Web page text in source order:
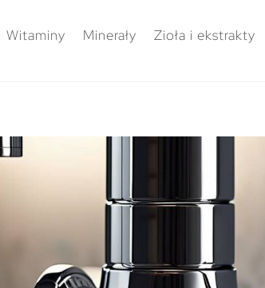
Witaminy Minerały Zioła i ekstrakty